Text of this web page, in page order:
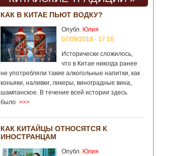
КАК В КИТАЕ ПЬЮТ ВОДКУ?
Опубл. Юлия
07/09/2018 - 17:16
Исторически сложилось,
что в Китае никогда ранее
не употребляли такие алкогольные напитки, как
коньяки, наливки, ликеры, виноградные вина,
шампанское. В течение всей истории здесь
было >>>
КАК КИТАЙЦЫ ОТНОСЯТСЯ К
ИНОСТРАНЦАМ
Опубл. Юлия